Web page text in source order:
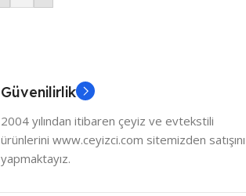
Güvenilirlik
2004 yılından itibaren çeyiz ve evtekstili
ürünlerini www.ceyizci.com sitemizden satışını
yapmaktayız.